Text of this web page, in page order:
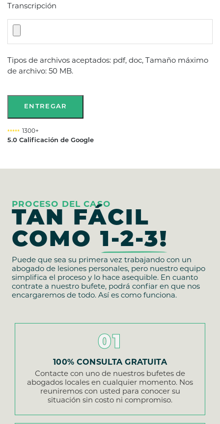
Transcripción
Tipos de archivos aceptados: pdf, doc, Tamaño máximo
de archivo: 50 MB.
ENTREGAR
1300+
5.0 Calificación de Google
PROCESO DEL CASO
TAN FÁCIL
COMO 1-2-3!
Puede que sea su primera vez trabajando con un
abogado de lesiones personales, pero nuestro equipo
simplifica el proceso y lo hace asequible. En cuanto
contrate a nuestro bufete, podrá confiar en que nos
encargaremos de todo. Así es como funciona.
01
100% CONSULTA GRATUITA
Contacte con uno de nuestros bufetes de
abogados locales en cualquier momento. Nos
reuniremos con usted para conocer su
situación sin costo ni compromiso.